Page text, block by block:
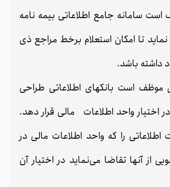
سامانه جامع اطلاعاتی بیمه نامه
نماید تا امکان استعلام برخط مراجع ذی
داشته باشد.
موظف است بانکهای اطلاعاتی طراحی
در مواد 10 و 11 را در اختیار واحد اطلاعات مالی قرار دهد.
را که واحد اطلاعات مالی در
از آنها تقاضا می‌نماید در اختیار آن